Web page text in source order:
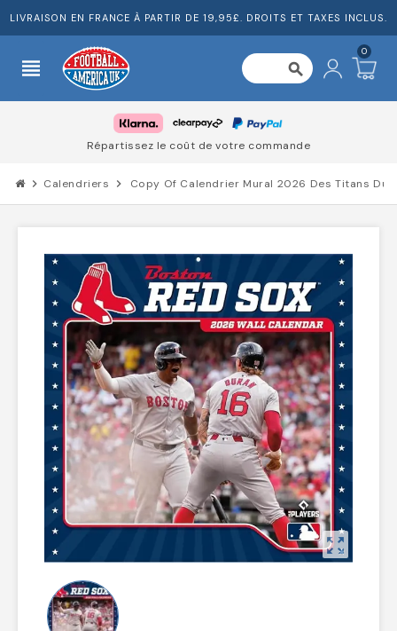
LIVRAISON EN FRANCE À PARTIR DE 19,95£. DROITS ET TAXES INCLUS.
view_headline search
0
Répartissez le coût de votre commande
chevron_right Calendriers chevron_right Copy Of Calendrier Mural 2026 Des Titans Du
zoom_out_map